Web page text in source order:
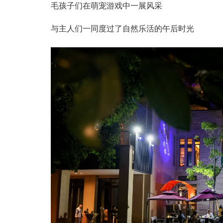
毛孩子们在萌宠游戏中一展风采
与主人们一同度过了自然乐活的午后时光